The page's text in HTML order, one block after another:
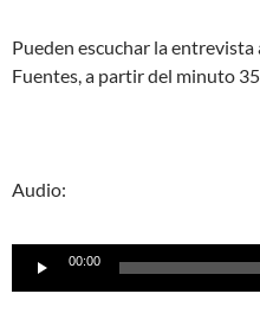
Pueden escuchar la
Fuentes, a partir del minuto
Audio:
Reproductor
00:00